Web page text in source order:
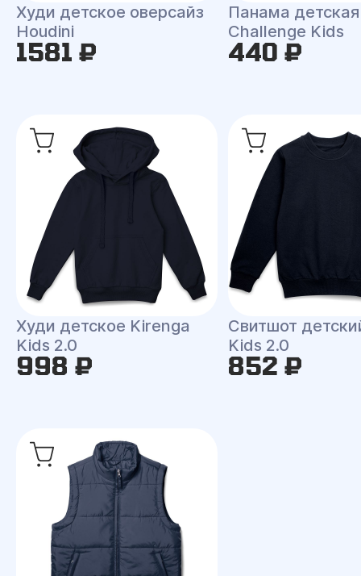
Худи детское оверсайз
Houdini
1581 ₽
Панама детская
Challenge Kids
440 ₽
Худи детское Kirenga
Kids 2.0
998 ₽
Свитшот
Kids 2.0
852 ₽